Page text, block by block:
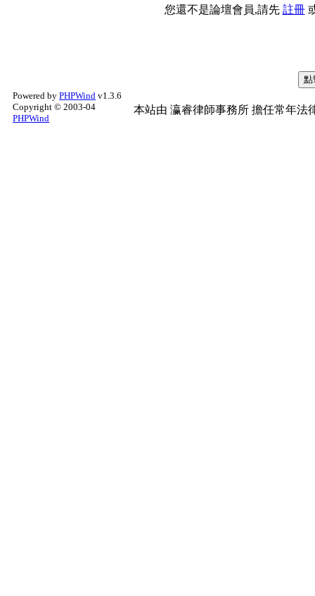
您還不是論壇會員,請先 註冊
Powered by PHPWind v1.3.6
Copyright © 2003-04
PHPWind
本站由 瀛睿律師事務所 擔任常年法